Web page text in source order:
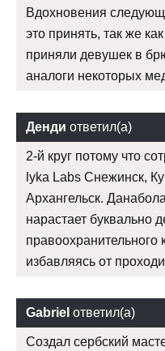
Вдохновения
это принять, так же
приняли девушек в
аналоги некоторых
Денди ответил(а)
2-й круг потому что
lyka Labs Снежинск,
Архангельск.
нарастает буквально
правоохранительного
избавляясь от
Gabriel ответил(а)
Создал сербский